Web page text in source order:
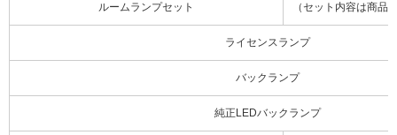
ルームランプセット
（セット内容は商品
ライセンスランプ
バックランプ
純正LEDバックランプ